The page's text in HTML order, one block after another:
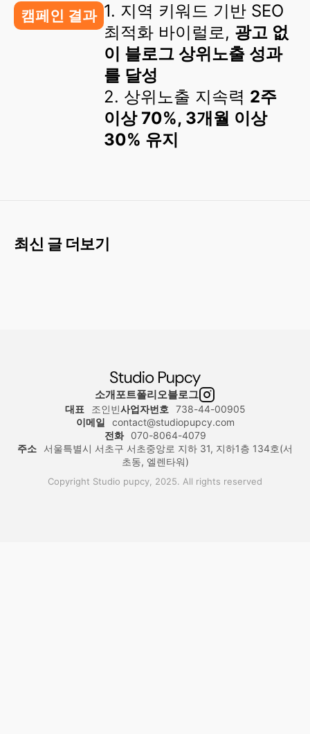
캠페인 결과 1. 지역 키워드 기반 SEO
최적화 바이럴로, 광고 없
이 블로그 상위노출 성과
를 달성
2. 상위노출 지속력 2주
이상 70%, 3개월 이상
30% 유지
최신 글 더보기
소개포트폴리오블로그
대표 조인빈사업자번호
738-44-00905
이메일
contact@studiopupcy.com
전화
070-8064-4079
주소 서울특별시 서초구 서초중앙로 지하 31, 지하1층 134호(서
초동, 엘렌타워)
Copyright Studio pupcy, 2025. All rights reserved